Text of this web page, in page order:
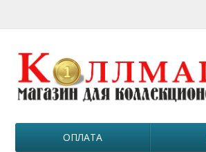
ОПЛАТА